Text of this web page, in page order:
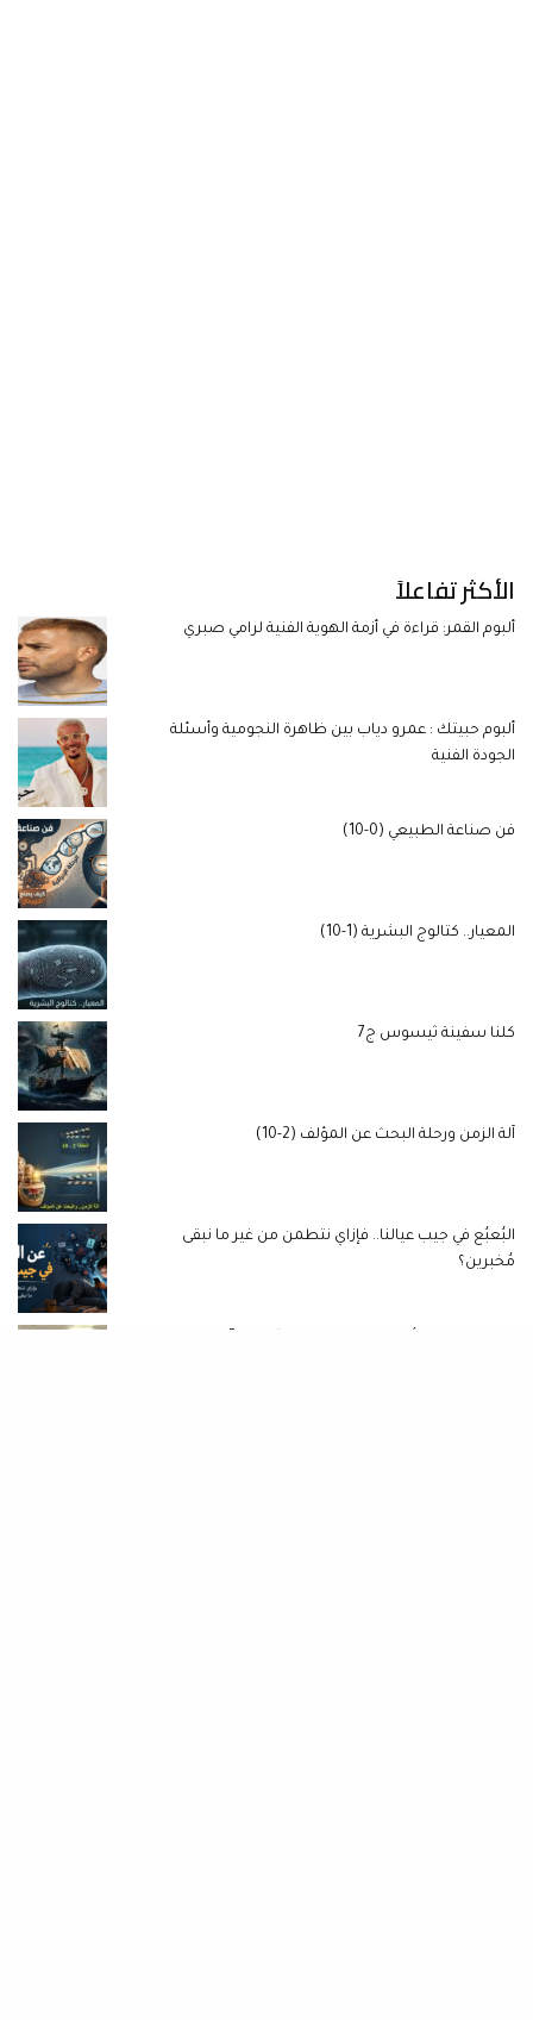
الأكثر تفاعلاً
ألبوم القمر: قراءة في أزمة الهوية الفنية لرامي صبري
ألبوم حبيتك : عمرو دياب بين ظاهرة النجومية وأسئلة
الجودة الفنية
فن صناعة الطبيعي (0-10)
المعيار.. كتالوج البشرية (1-10)
كلنا سفينة ثيسوس ج7
آلة الزمن ورحلة البحث عن المؤلف (2-10)
البُعبُع في جيب عيالنا.. فإزاي نتطمن من غير ما نبقى
مُخبرين؟